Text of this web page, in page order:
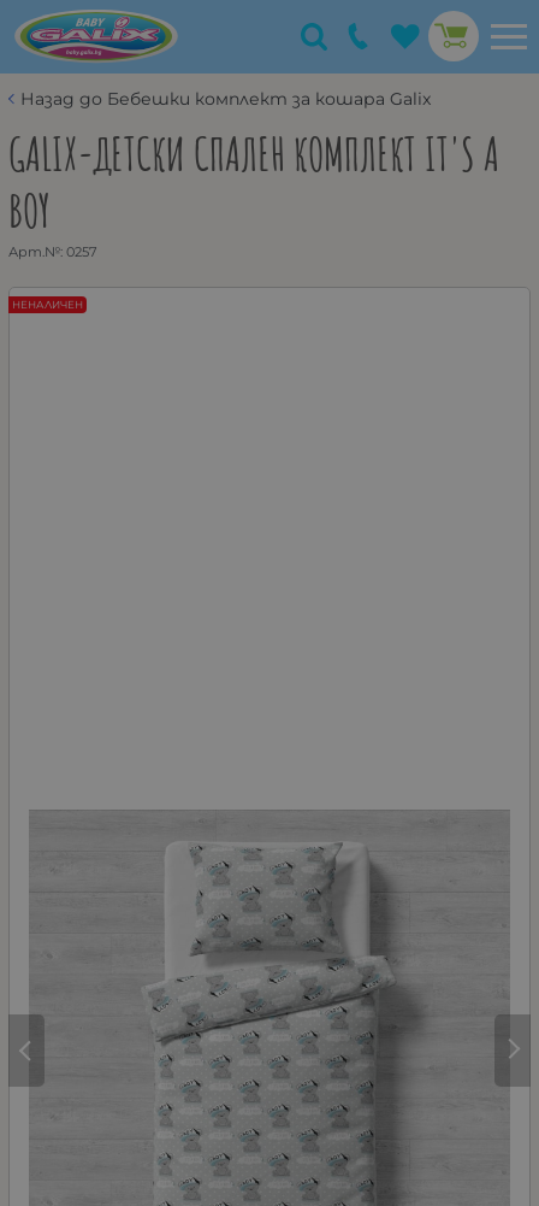
Назад до Бебешки комплект за кошара Galix
GALIX-ДЕТСКИ СПАЛЕН КОМПЛЕКТ IT'S A
BOY
Арт.№: 0257
НЕНАЛИЧЕН